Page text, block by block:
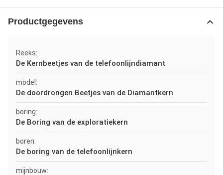
Productgegevens
Reeks:
De Kernbeetjes van de telefoonlijndiamant
model:
De doordrongen Beetjes van de Diamantkern
boring:
De Boring van de exploratiekern
boren:
De boring van de telefoonlijnkern
mijnbouw: